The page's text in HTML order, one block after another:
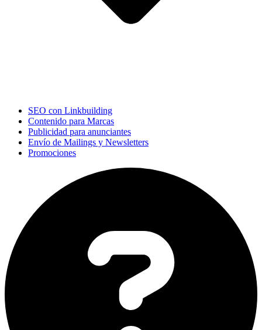
SEO con Linkbuilding
Contenido para Marcas
Publicidad para anunciantes
Envío de Mailings y Newsletters
Promociones